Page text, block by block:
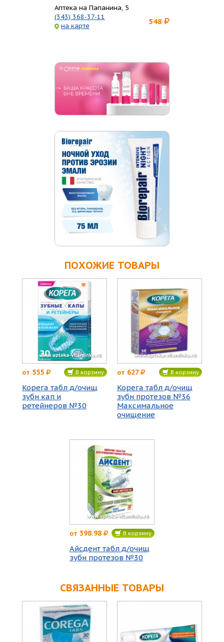
Аптека на Папанина, 5
(343) 368-37-11
на карте
548
ПОХОЖИЕ ТОВАРЫ
от 555 В корзину
Корега табл д/очищ
зубн кап и
ретейнеров №30
от 627 В корзину
Корега табл д/очищ
зубн протезов №36
Максимальное
очищение
от 398.98 В корзину
Айсдент табл д/очищ
зубн протезов №30
СВЯЗАННЫЕ ТОВАРЫ